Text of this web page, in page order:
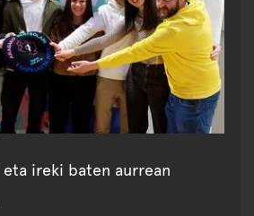
ireki baten aurrean